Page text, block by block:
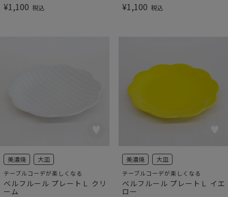
¥1,100 税込 ¥1,100 税込
美濃焼 大皿
テーブルコーデが楽しくなる
ベルフルール プレートＬ クリ
ーム
美濃焼 大皿
テーブルコーデが楽しくなる
ベルフルール プレートＬ イエ
ロー